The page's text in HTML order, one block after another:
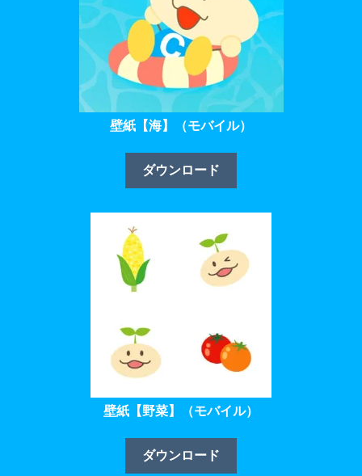
壁紙【海】（モバイル）
ダウンロード
壁紙【野菜】（モバイル）
ダウンロード